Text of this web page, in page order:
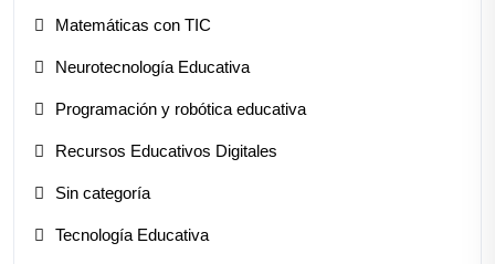
Matemáticas con TIC
Neurotecnología Educativa
Programación y robótica educativa
Recursos Educativos Digitales
Sin categoría
Tecnología Educativa